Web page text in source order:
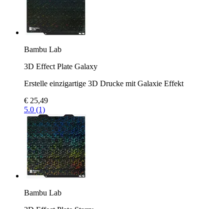
Bambu Lab
3D Effect Plate Galaxy
Erstelle einzigartige 3D Drucke mit Galaxie Effekt
€ 25,49
5.0 (1)
Bambu Lab